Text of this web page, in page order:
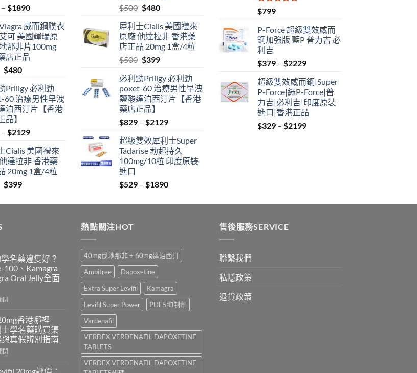
– $1890Price
$529
through
$1890
威而鋼膜衣
可 美國輝瑞原
那非片100mg
店正品
Original
was:
$500.
$480Current
is:
$480.
Priligy 必利勁
60 治療男性早洩
泊西汀片【香港
品】
– $2129Price
$829
through
$2129
Cialis 美國禮來
達拉非 香港藥
20mg 1盒/4粒
Original
was:
$399Current
is:
$500 Original
was:
$500.
$480Current
is:
$480.
犀利士Cialis 美國禮來
原廠 他達拉非 香港藥
店正品 20mg 1盒/4粒
$500 Original
was:
$500.
$399Current
is:
$399.
必利勁Priligy 必利勁
poxet-60 治療男性早洩
鹽酸達泊西汀片【香港
藥店正品】
$829 – $2129Price
$829
through
$2129
超級雙效犀利士Super
Tadarise 勃起持久
100mg/10粒 印度原裝
進口
$529 – $1890Price
$529
評分
滿分 5
$799
P-Force 超級雙效威而
鋼加強版 藍P 普力吉 必
利吉
$379 – $2229Price
$379
through
$2229
超級雙效威而鋼|Super
P-Force|綠P-Force|普
力吉|必利吉|印度原裝
進口|香港正品
$329 – $2199Price
名藥邊隻好？
100、Kamagra
Oral Jelly全面
閉
香港哪裡
學名藥購買渠
真假辨別指南
閉
熱點關注HOT
40mg伐地那非 + 60mg達泊西汀
Ambitree
Dapoxetine
Extra Super Levifil
Kamagra
Levifil Super Power
PDE5抑制劑
Vardenafil
VERDEX VERDENAFIL DAPOXETINE
TABLETS
VERDEX VERDENAFIL DAPOXETINE
售後服務SERVICE
聯繫我們
私隱政策
退貨政策